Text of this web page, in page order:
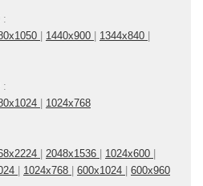
:
| 1440x900 | 1344x840 |
:
| 1024x768
| 2048x1536 | 1024x600 |
| 1024x768 | 600x1024 | 600x960